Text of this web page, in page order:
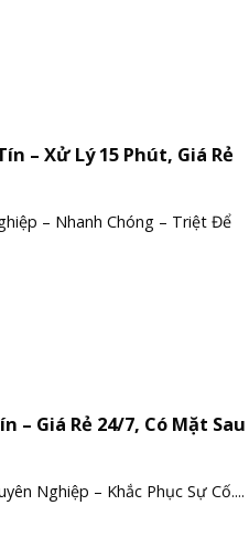
– Xử Lý 15 Phút, Giá Rẻ
– Nhanh Chóng – Triệt Để
– Giá Rẻ 24/7, Có Mặt Sau
Nghiệp – Khắc Phục Sự Cố....